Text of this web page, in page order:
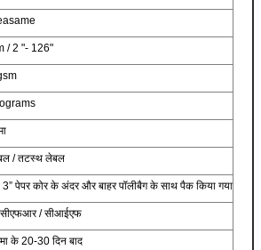
/ 2 "- 126"
/ तटस्थ लेबल
3” पेपर कोर के अंदर और बाहर पॉलीबैग के साथ पैक किया गया
/ सीआईएफ
के 20-30 दिन बाद